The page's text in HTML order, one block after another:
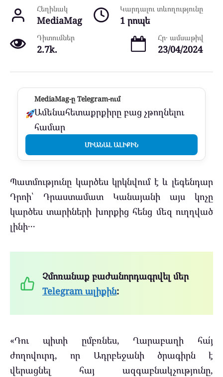
Հեղինակ
MediaMag
Կարդալու տևողությունը
1 րոպե
Դիտումներ
2.7k.
Հր․ ամսաթիվ
23/04/2024
MediaMag-ը Telegram-ում
Ամենահետաքրքիրը բաց չթողնելու
համար
ՄԻԱՆԱԼ ԱԼԻՔԻՆ
Պատմությունը կարծես կրկնվում է և լեգենդար
Դրոի՝ Դրաստամատ Կանայանի այս կոչը
կարծես տարիների խորքից հենց մեզ ուղղված
լինի․․․
Չմոռանաք բաժանորդագրվել մեր
Telegram ալիքին:
«Դու պիտի ըմբռնես, Ղարաբաղի հա՛յ
ժողովուրդ, որ Ադրբեջանի ծրագիրն է
վերացնել հայ ազգաբնակչությունը,